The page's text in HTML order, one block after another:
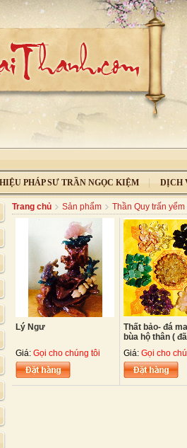
PHÁP SƯ TRẦN NGỌC KIỆM DỊCH
Trang chủ Sản phẩm Thần Quy trấn
Lý Ngư
Giá: Gọi cho chúng tôi
Thất bảo- đá
bùa hộ thân (
Giá: Gọi cho